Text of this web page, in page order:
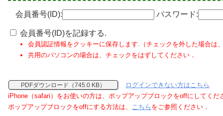
会員番号(ID): パスワード:
会員番号(ID)を記録する.
会員認証情報をクッキーに保存します.（チェックを外した場合は
共用のパソコンの場合は、チェックをはずしてください．
PDFダウンロード（745.0 KB）
ログインできない方はこちら
iPhone（safari）をお使いの方は、ポップアップブロックをoffにしてくだ
ポップアップブロックをoffにする方法は、 こちら をご参照ください．